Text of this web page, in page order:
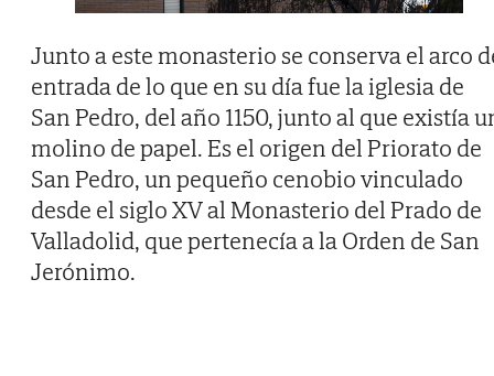
Junto a este monasterio se conserva el arco
entrada de lo que en su día fue la iglesia de
San Pedro, del año 1150, junto al que existía
molino de papel. Es el origen del Priorato de
San Pedro, un pequeño cenobio vinculado
desde el siglo XV al Monasterio del Prado de
Valladolid, que pertenecía a la Orden de San
Jerónimo.